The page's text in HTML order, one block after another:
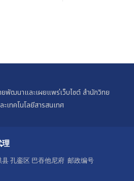
พัฒนาและเผยแพร่เว็บไซต์ สำนักวิทย
ะเทคโนโลยีสารสนเทศ
孔銮区 巴吞他尼府 邮政编号